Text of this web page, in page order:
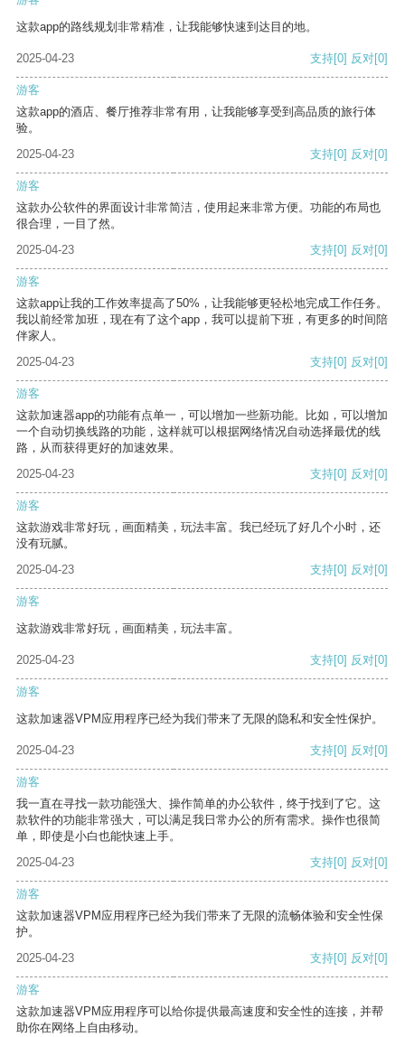
这款app的路线规划非常精准，让我能够快速到达目的地。
2025-04-23 支持[0] 反对[0]
游客
这款app的酒店、餐厅推荐非常有用，让我能够享受到高品质的旅行体
验。
2025-04-23
支持[0] 反对[0]
游客
这款办公软件的界面设计非常简洁，使用起来非常方便。功能的布局也
很合理，一目了然。
2025-04-23
支持[0] 反对[0]
游客
这款app让我的工作效率提高了50%，让我能够更轻松地完成工作任务。
我以前经常加班，现在有了这个app，我可以提前下班，有更多的时间陪
伴家人。
2025-04-23
支持[0] 反对[0]
游客
这款加速器app的功能有点单一，可以增加一些新功能。比如，可以增加
一个自动切换线路的功能，这样就可以根据网络情况自动选择最优的线
路，从而获得更好的加速效果。
2025-04-23
支持[0] 反对[0]
游客
这款游戏非常好玩，画面精美，玩法丰富。我已经玩了好几个小时，还
没有玩腻。
2025-04-23
支持[0] 反对[0]
游客
这款游戏非常好玩，画面精美，玩法丰富。
2025-04-23 支持[0] 反对[0]
游客
这款加速器VPM应用程序已经为我们带来了无限的隐私和安全性保护。
2025-04-23 支持[0] 反对[0]
游客
我一直在寻找一款功能强大、操作简单的办公软件，终于找到了它。这
款软件的功能非常强大，可以满足我日常办公的所有需求。操作也很简
单，即使是小白也能快速上手。
2025-04-23
支持[0] 反对[0]
游客
这款加速器VPM应用程序已经为我们带来了无限的流畅体验和安全性保
护。
2025-04-23
支持[0] 反对[0]
游客
这款加速器VPM应用程序可以给你提供最高速度和安全性的连接，并帮
助你在网络上自由移动。